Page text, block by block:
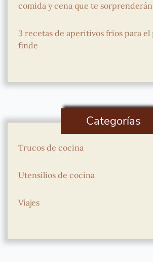
comida y cena que te sorprenderán
3 recetas de aperitivos fríos para
finde
Categorías
Trucos de cocina
Utensilios de cocina
Viajes